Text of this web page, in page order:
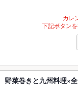
カレ
下記ボタン
野菜巻きと九州料理×